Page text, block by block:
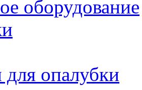
оборудование
опалубки